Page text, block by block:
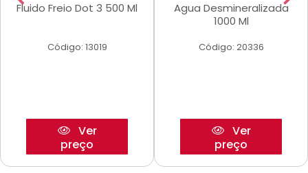
Fluido Freio Dot 3 500 Ml
Código: 13019
Ver
preço
Agua Desmineralizada
1000 Ml
Código: 20336
Ver
preço